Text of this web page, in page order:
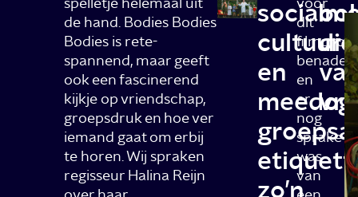
de hand. Bodies Bodies
Bodies is rete-
spannend, maar geeft
ook een fascinerend
kijkje op vriendschap,
groepsdruk en hoe ver
iemand gaat om erbij
te horen. Wij spraken
regisseur Halina Reijn
cultuur
en
zo’n
dit
en
er
nog
sprake
was
van
die